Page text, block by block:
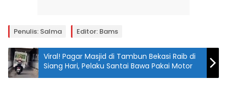
Penulis: Salma Editor: Bams
Viral! Pagar Masjid di Tambun Bekasi Raib di
Siang Hari, Pelaku Santai Bawa Pakai Motor